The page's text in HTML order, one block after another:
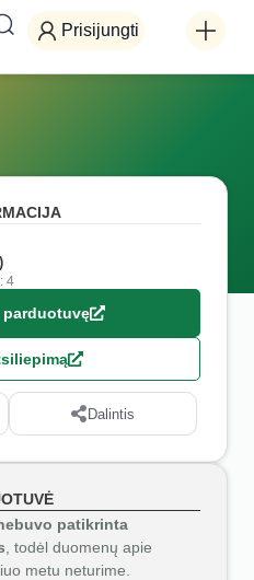
Prisijungti
4
parduotuvę
Dalintis
patikrinta
, todėl duomenų apie
metu neturime.